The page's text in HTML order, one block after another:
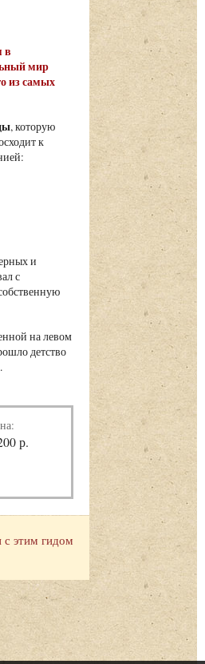
в
мир
из самых
, которую
к
и
с
на левом
детство
р.
с этим гидом